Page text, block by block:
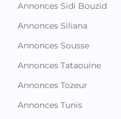
Annonces Sidi Bouzid
Annonces Siliana
Annonces Sousse
Annonces Tataouine
Annonces Tozeur
Annonces Tunis